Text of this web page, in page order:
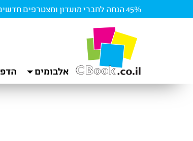
45% הנחה לחברי מועדון ומצטרפים חדשים |
אלבומים